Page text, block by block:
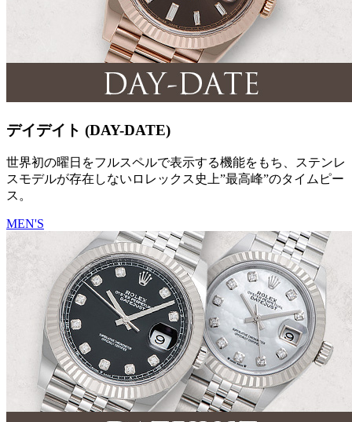
デイデイト (DAY-DATE)
世界初の曜日をフルスペルで表示する機能をもち、ステンレ
スモデルが存在しないロレックス史上”最高峰”のタイムピー
ス。
MEN'S